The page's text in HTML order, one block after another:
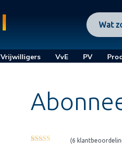
Vrijwilligers VvE PV
(6